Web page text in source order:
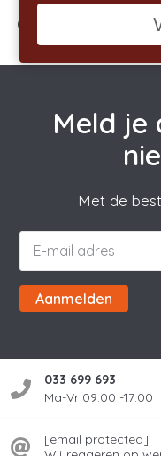
Geen
Meld je
Met de
Aanmelden
033 699 693
Ma-Vr 09:00 -17:00
[email protected]
email